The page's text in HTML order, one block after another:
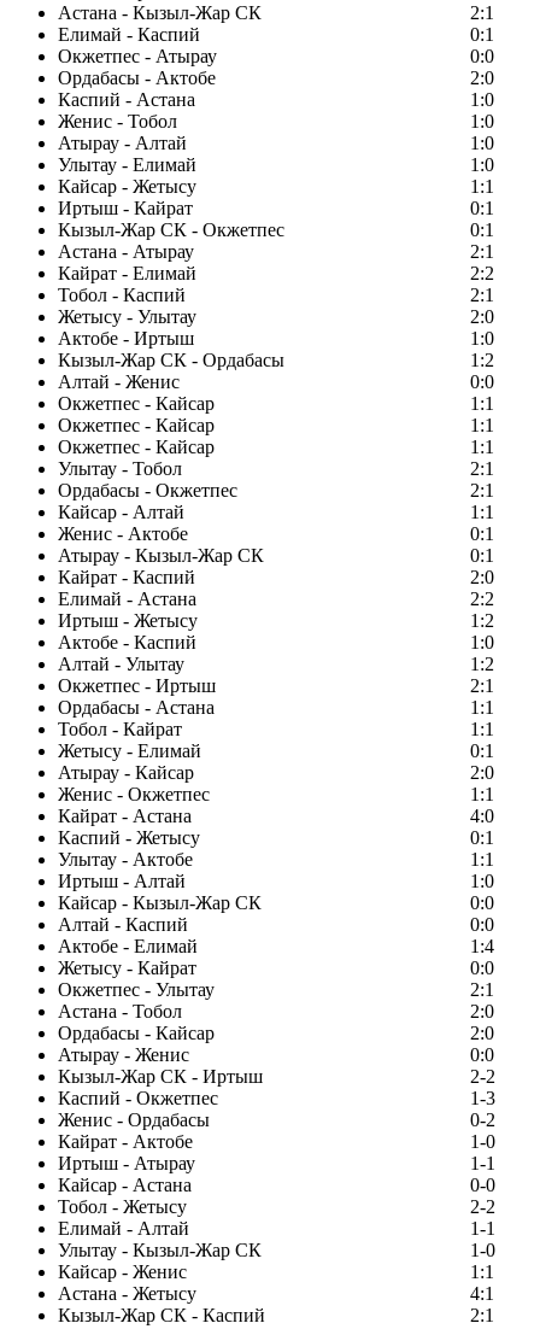
Астана - Кызыл-Жар СК
2:1
Елимай - Каспий
0:1
Окжетпес - Атырау
0:0
Ордабасы - Актобе
2:0
Каспий - Астана
1:0
Женис - Тобол
1:0
Атырау - Алтай
1:0
Улытау - Елимай
1:0
Кайсар - Жетысу
1:1
Иртыш - Кайрат
0:1
Кызыл-Жар СК - Окжетпес
0:1
Астана - Атырау
2:1
Кайрат - Елимай
2:2
Тобол - Каспий
2:1
Жетысу - Улытау
2:0
Актобе - Иртыш
1:0
Кызыл-Жар СК - Ордабасы
1:2
Алтай - Женис
0:0
Окжетпес - Кайсар
1:1
Окжетпес - Кайсар
1:1
Окжетпес - Кайсар
1:1
Улытау - Тобол
2:1
Ордабасы - Окжетпес
2:1
Кайсар - Алтай
1:1
Женис - Актобе
0:1
Атырау - Кызыл-Жар СК
0:1
Кайрат - Каспий
2:0
Елимай - Астана
2:2
Иртыш - Жетысу
1:2
Актобе - Каспий
1:0
Алтай - Улытау
1:2
Окжетпес - Иртыш
2:1
Ордабасы - Астана
1:1
Тобол - Кайрат
1:1
Жетысу - Елимай
0:1
Атырау - Кайсар
2:0
Женис - Окжетпес
1:1
Кайрат - Астана
4:0
Каспий - Жетысу
0:1
Улытау - Актобе
1:1
Иртыш - Алтай
1:0
Кайсар - Кызыл-Жар СК
0:0
Алтай - Каспий
0:0
Актобе - Елимай
1:4
Жетысу - Кайрат
0:0
Окжетпес - Улытау
2:1
Астана - Тобол
2:0
Ордабасы - Кайсар
2:0
Атырау - Женис
0:0
Кызыл-Жар СК - Иртыш
2-2
Каспий - Окжетпес
1-3
Женис - Ордабасы
0-2
Кайрат - Актобе
1-0
Иртыш - Атырау
1-1
Кайсар - Астана
0-0
Тобол - Жетысу
2-2
Елимай - Алтай
1-1
Улытау - Кызыл-Жар СК
1-0
Кайсар - Женис
1:1
Астана - Жетысу
4:1
Кызыл-Жар СК - Каспий
2:1